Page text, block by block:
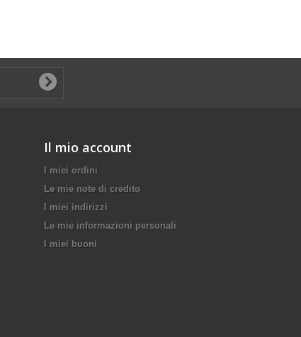
Il mio account
I miei ordini
Le mie note di credito
I miei indirizzi
Le mie informazioni personali
I miei buoni